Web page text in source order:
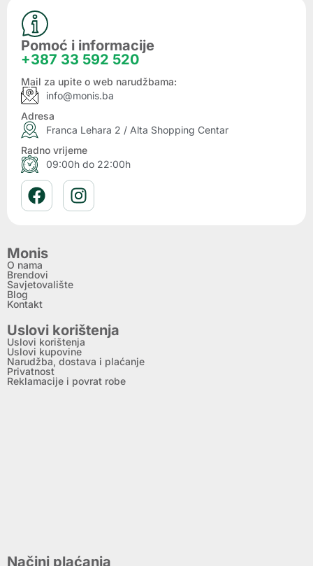
Pomoć i informacije
+387 33 592 520
Mail za upite o web narudžbama:
info@monis.ba
Adresa
Franca Lehara 2 / Alta Shopping Centar
Radno vrijeme
09:00h do 22:00h
Monis
O nama
Brendovi
Savjetovalište
Blog
Kontakt
Uslovi korištenja
Uslovi korištenja
Uslovi kupovine
Narudžba, dostava i plaćanje
Privatnost
Reklamacije i povrat robe
Načini plaćanja